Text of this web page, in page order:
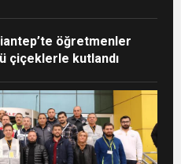
öğretmenler
çiçeklerle kutlandı